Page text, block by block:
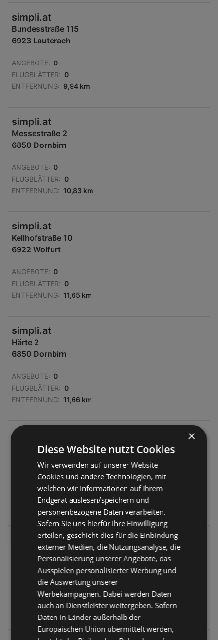
simpli.at
Bundesstraße 115
6923 Lauterach
ANGEBOTE: 0
FLUGBLÄTTER: 0
ENTFERNUNG: 9,94 km
simpli.at
Messestraße 2
6850 Dornbirn
ANGEBOTE: 0
FLUGBLÄTTER: 0
ENTFERNUNG: 10,83 km
simpli.at
Kellhofstraße 10
6922 Wolfurt
ANGEBOTE: 0
FLUGBLÄTTER: 0
ENTFERNUNG: 11,65 km
simpli.at
Härte 2
6850 Dornbirn
ANGEBOTE: 0
FLUGBLÄTTER: 0
ENTFERNUNG: 11,66 km
simpli.at
Mesnergut 17
ANGEBOTE: 0
FLUGBLÄTTER: 0
ENTFERNUNG: 12,32 km
simpli.at
Lustenauerstraße 39
6850 Dornbirn
ANGEBOTE: 0
FLUGBLÄTTER: 0
ENTFERNUNG: 12,35 km
×
Diese Website nutzt Cookies
Wir verwenden auf unserer Website
Cookies und andere Technologien, mit
welchen wir Informationen auf Ihrem
Endgerät auslesen/speichern und
personenbezogene Daten verarbeiten.
Sofern Sie uns hierfür Ihre Einwilligung
erteilen, geschieht dies für die Einbindung
externer Medien, die Nutzungsanalyse, die
Personalisierung unserer Angebote, das
Ausspielen personalisierter Werbung und
die Auswertung unserer
Werbekampagnen. Dabei werden Daten
auch an Dienstleister weitergeben. Sofern
Daten in Länder außerhalb der
Europäischen Union übermittelt werden,